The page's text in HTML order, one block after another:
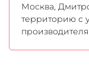
Москва,
территорию с